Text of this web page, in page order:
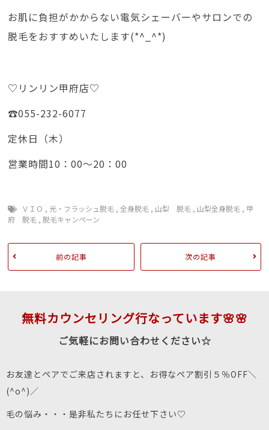
お肌に負担がかからない電気シェーバーやサロンでの
脱毛をおすすめいたします(*^_^*)
♡リンリン甲府店♡
☎055-232-6077
定休日（木）
営業時間10：00～20：00
ＶＩＯ , 光・フラッシュ脱毛 ,全身脱毛 , 山梨 脱毛 , 山梨全身脱毛 , 甲
府 脱毛 ,脱毛キャンペーン
前の記事 次の記事
無料カウンセリング行なっています🌸🌸
ご気軽にお問い合わせください☆
お友達とペアでご来店されますと、お得なペア割引５％OFF＼
(^o^)／
毛の悩み・・・是非私たちにお任せ下さい♡